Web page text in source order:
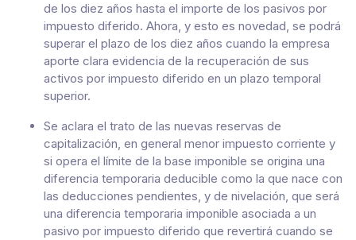
de los diez años hasta el importe de los pasivos por
impuesto diferido. Ahora, y esto es novedad, se podrá
superar el plazo de los diez años cuando la empresa
aporte clara evidencia de la recuperación de sus
activos por impuesto diferido en un plazo temporal
superior.
Se aclara el trato de las nuevas reservas de
capitalización, en general menor impuesto corriente y
si opera el límite de la base imponible se origina una
diferencia temporaria deducible como la que nace con
las deducciones pendientes, y de nivelación, que será
una diferencia temporaria imponible asociada a un
pasivo por impuesto diferido que revertirá cuando se